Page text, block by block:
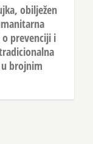
obilježen
prevenciji i
brojnim